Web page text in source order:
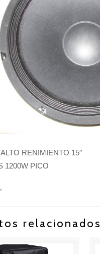
RENIMIENTO 15″
1200W PICO
relacionados